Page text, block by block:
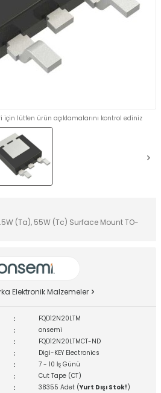
(Ta), 55W (Tc) Surface Mount TO-
lütfen ürün açıklamalarını kontrol ediniz
Elektronik Malzemeler
: FQD12N20LTM
: onsemi
: FQD12N20LTMCT-ND
: Digi-KEY Electronics
: 7 - 10 İş Günü
: Cut Tape (CT)
: 38355 Adet (Yurt Dışı Stok!)